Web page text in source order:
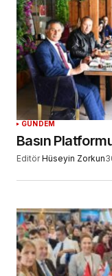
GÜNDEM
Basın
Editör Hüseyin Zorkun